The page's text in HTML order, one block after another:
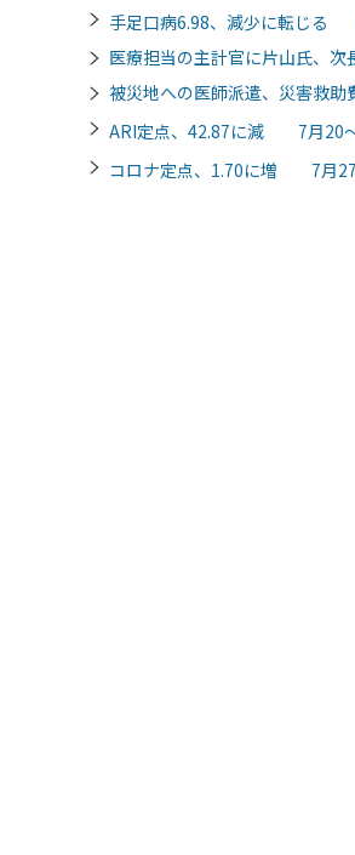
手足口病6.98、減少に転じる
医療担当の主計官に片山氏、
被災地への医師派遣、災害救
ARI定点、42.87に減 7月20
コロナ定点、1.70に増 7月27